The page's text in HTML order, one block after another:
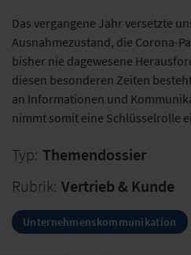
Das vergangene Jahr versetzte
Ausnahmezustand, die Corona-
bisher nie dagewesene
diesen besonderen Zeiten
an Informationen und
nimmt somit eine Schlüsselrolle
Typ: Themendossier
Rubrik: Vertrieb & Kunde
Unternehmenskommunikation